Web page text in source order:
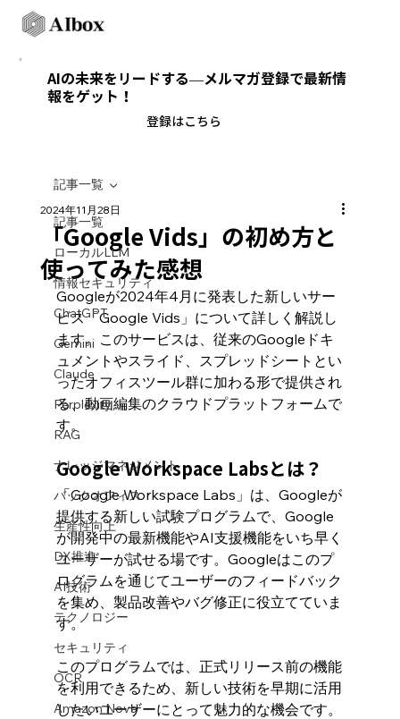
AIの未来をリードする—メルマガ登録で最新情
報をゲット！
​登録はこちら
記事一覧
ローカルLLM
情報セキュリティ
ChatGPT
Gemini
Claude
Perplexity
RAG
ナレッジマネジメント
バックオフィス
生産性向上
DX推進
AI技術
テクノロジー
セキュリティ
OCR
Amazon Nova
記事一覧
「Google Vids」の初め方と
使ってみた感想
2024年11月28日
Googleが2024年4月に発表した新しいサー
ビス「Google Vids」について詳しく解説し
ます。このサービスは、従来のGoogleドキ
ュメントやスライド、スプレッドシートとい
ったオフィスツール群に加わる形で提供され
る、動画編集のクラウドプラットフォームで
す。
Google Workspace Labsとは？
「Google Workspace Labs」は、Googleが
提供する新しい試験プログラムで、Google
が開発中の最新機能やAI支援機能をいち早く
ユーザーが試せる場です。Googleはこのプ
ログラムを通じてユーザーのフィードバック
を集め、製品改善やバグ修正に役立てていま
す。
このプログラムでは、正式リリース前の機能
を利用できるため、新しい技術を早期に活用
したいユーザーにとって魅力的な機会です。